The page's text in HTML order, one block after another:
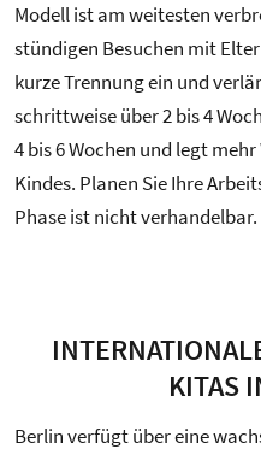
Modell ist am weitesten
stündigen Besuchen mit
kurze Trennung ein und
schrittweise über 2 bis 4
4 bis 6 Wochen und legt
Kindes. Planen Sie Ihre
Phase ist nicht verhandelbar.
KITAS
Berlin verfügt über eine